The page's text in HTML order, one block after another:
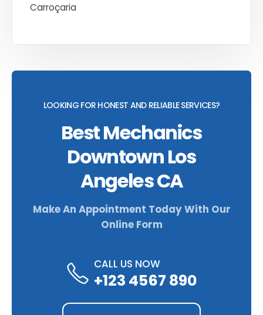
Carroçaria
LOOKING FOR HONEST AND RELIABLE SERVICES?
Best Mechanics
Downtown Los
Angeles CA
Make An Appointment Today With Our
Online Form
CALL US NOW
+123 4567 890